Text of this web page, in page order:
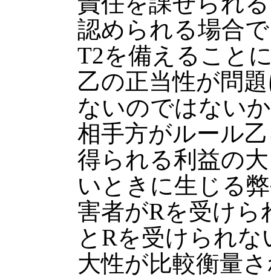
認められる場合
T2を備えること
乙の正当性が問
ないのではない
相手方がルール
得られる利益の
いときに生じる
害者がRを受け
とRを受けられ
大性が比較衡量